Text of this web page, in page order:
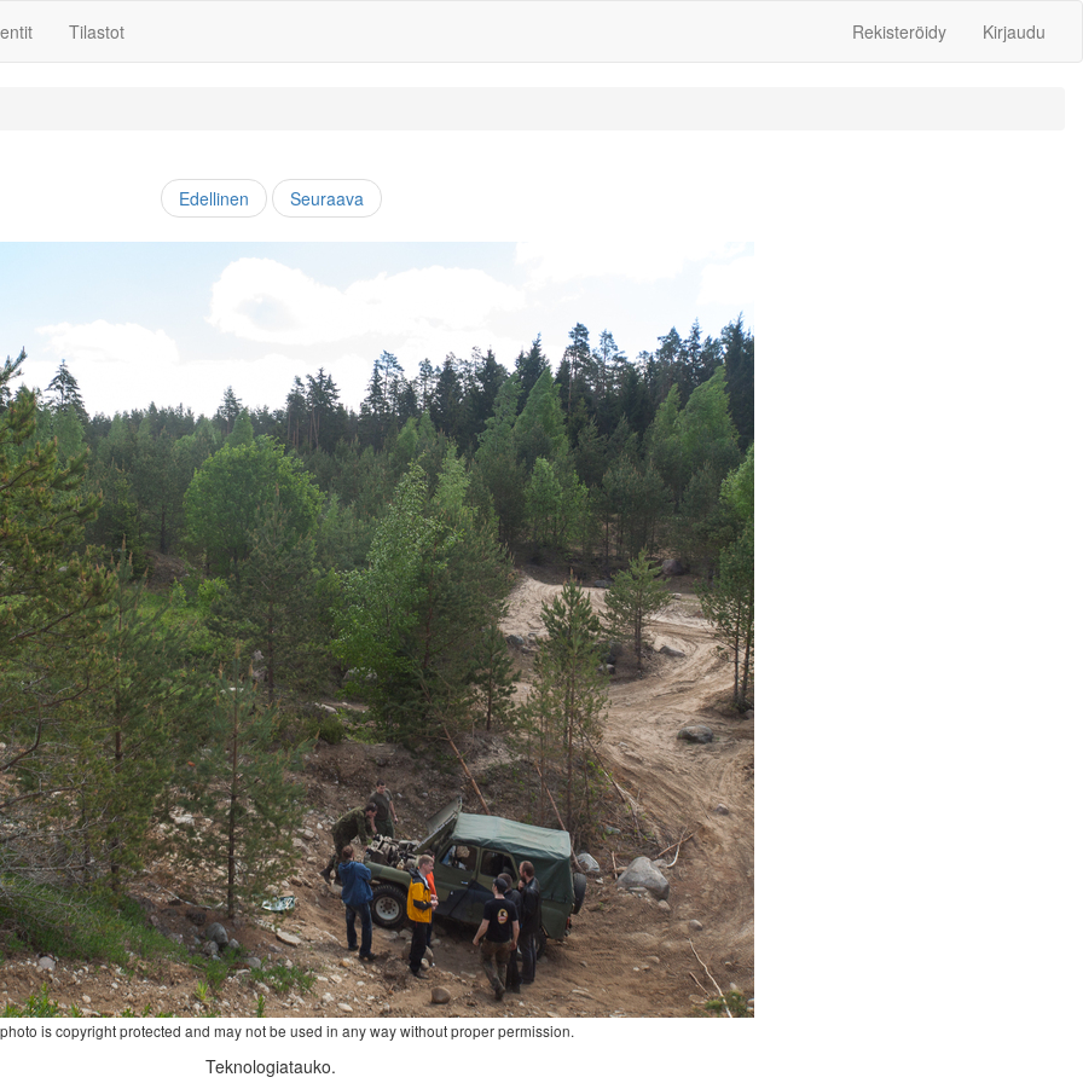
Tilastot Rekisteröidy Kirjaudu
Edellinen Seuraava
is copyright protected and may not be used in any way without proper permission.
Teknologiatauko.